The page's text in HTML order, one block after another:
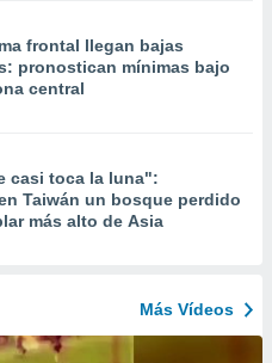
frontal llegan bajas
pronostican mínimas bajo
central
casi toca la luna":
Taiwán un bosque perdido
más alto de Asia
Más Vídeos